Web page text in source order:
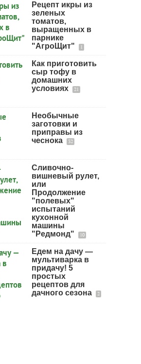
Рецепт икры из
зеленых
томатов,
выращенных в
парнике
"АгроЩит"
1
Как приготовить
сыр тофу в
домашних
условиях
21
Необычные
заготовки и
приправы из
чеснока
32
Сливочно-
вишневый рулет,
или
Продолжение
"полевых"
испытаний
кухонной
машины
"Редмонд"
10
Едем на дачу —
мультиварка в
придачу! 5
простых
рецептов для
дачного сезона
2